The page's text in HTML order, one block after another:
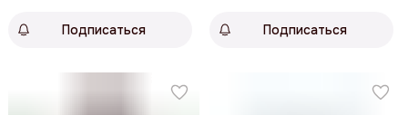
Подписаться Подписаться